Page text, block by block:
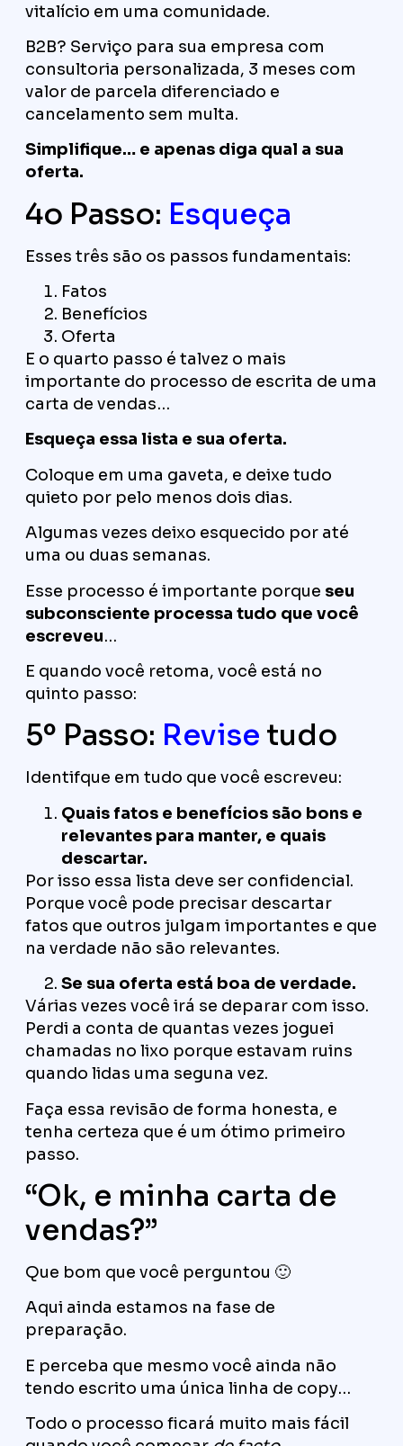
vitalício em uma comunidade.
B2B? Serviço para sua empresa com
consultoria personalizada, 3 meses com
valor de parcela diferenciado e
cancelamento sem multa.
Simplifique… e apenas diga qual a sua
oferta.
4o Passo: Esqueça
Esses três são os passos fundamentais:
Fatos
Benefícios
Oferta
E o quarto passo é talvez o mais
importante do processo de escrita de uma
carta de vendas…
Esqueça essa lista e sua oferta.
Coloque em uma gaveta, e deixe tudo
quieto por pelo menos dois dias.
Algumas vezes deixo esquecido por até
uma ou duas semanas.
Esse processo é importante porque seu
subconsciente processa tudo que você
escreveu…
E quando você retoma, você está no
quinto passo:
5º Passo: Revise tudo
Identifque em tudo que você escreveu:
Quais fatos e benefícios são bons e
relevantes para manter, e quais
descartar.
Por isso essa lista deve ser confidencial.
Porque você pode precisar descartar
fatos que outros julgam importantes e que
na verdade não são relevantes.
Se sua oferta está boa de verdade.
Várias vezes você irá se deparar com isso.
Perdi a conta de quantas vezes joguei
chamadas no lixo porque estavam ruins
quando lidas uma seguna vez.
Faça essa revisão de forma honesta, e
tenha certeza que é um ótimo primeiro
passo.
“Ok, e minha carta de
vendas?”
Que bom que você perguntou 🙂
Aqui ainda estamos na fase de
preparação.
E perceba que mesmo você ainda não
tendo escrito uma única linha de copy…
Todo o processo ficará muito mais fácil